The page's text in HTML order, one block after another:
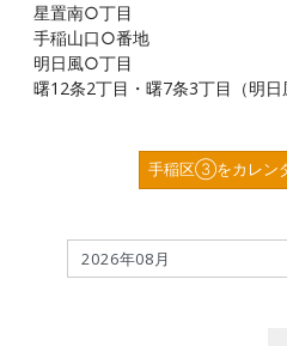
星置南○丁目
手稲山口○番地
明日風○丁目
曙12条2丁目・曙7条3丁目（明日
手稲区③をカレン